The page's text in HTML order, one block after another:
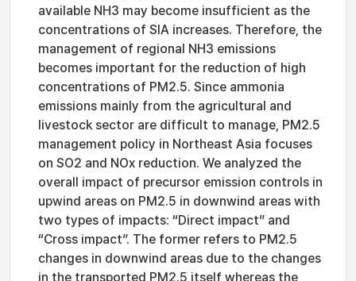
available NH3 may become insufficient as the
concentrations of SIA increases. Therefore, the
management of regional NH3 emissions
becomes important for the reduction of high
concentrations of PM2.5. Since ammonia
emissions mainly from the agricultural and
livestock sector are difficult to manage, PM2.5
management policy in Northeast Asia focuses
on SO2 and NOx reduction. We analyzed the
overall impact of precursor emission controls in
upwind areas on PM2.5 in downwind areas with
two types of impacts: “Direct impact” and
“Cross impact”. The former refers to PM2.5
changes in downwind areas due to the changes
in the transported PM2.5 itself whereas the